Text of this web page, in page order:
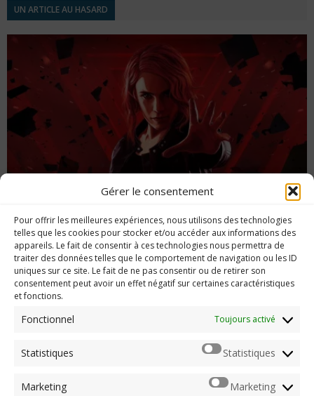
Gérer le consentement
Pour offrir les meilleures expériences, nous utilisons des technologies
telles que les cookies pour stocker et/ou accéder aux informations des
appareils. Le fait de consentir à ces technologies nous permettra de
traiter des données telles que le comportement de navigation ou les ID
uniques sur ce site. Le fait de ne pas consentir ou de retirer son
consentement peut avoir un effet négatif sur certaines caractéristiques
et fonctions.
Fonctionnel Toujours activé
Statistiques Statistiques
Marketing Marketing
UN ARTICLE AU HASARD
Control : le jeu d’action par excellence ?
Imerod.fr est un site traitant de l'univers du jeu vidéo. Toute
reproduction partielle ou complète sans autorisation préalable
Mentions légales